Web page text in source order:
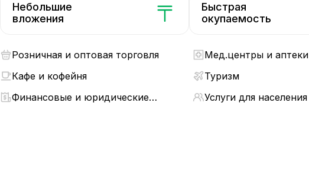
Небольшие
вложения
Быстрая
окупаемость
Розничная и оптовая торговля Мед.центры и аптеки
Кафе и кофейня
Туризм
Финансовые и юридические
Услуги для населения